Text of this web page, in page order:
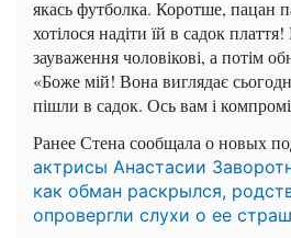
якась футболка. Коротше, пацан
хотілося надіти їй в садок
зауваження чоловікові, а потім
«Боже мій! Вона виглядає
пішли в садок. Ось вам і
Ранее Стена сообщала о новых
актрисы Анастасии
как обман раскрылся,
опровергли слухи о ее